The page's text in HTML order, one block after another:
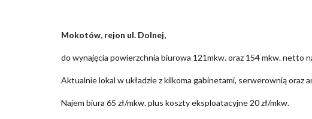
Mokotów, rejon ul. Dolnej,
do wynajęcia powierzchnia biurowa 121mkw. oraz 154 mkw. netto
Aktualnie lokal w układzie z kilkoma gabinetami, serwerownią oraz
Najem biura 65 zł/mkw. plus koszty eksploatacyjne 20 zł/mkw.